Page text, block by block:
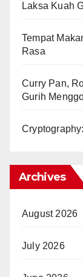
Laksa Kuah
Tempat
Rasa
Curry Pan,
Gurih
Archives
August 2026
July 2026